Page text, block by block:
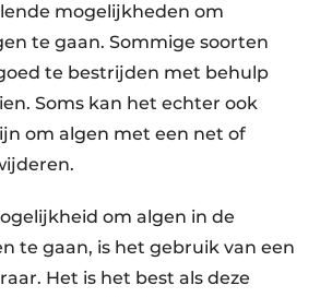
mogelijkheden om
te gaan. Sommige soorten
te bestrijden met behulp
Soms kan het echter ook
om algen met een net of
om algen in de
te gaan, is het gebruik van een
Het is het best als deze